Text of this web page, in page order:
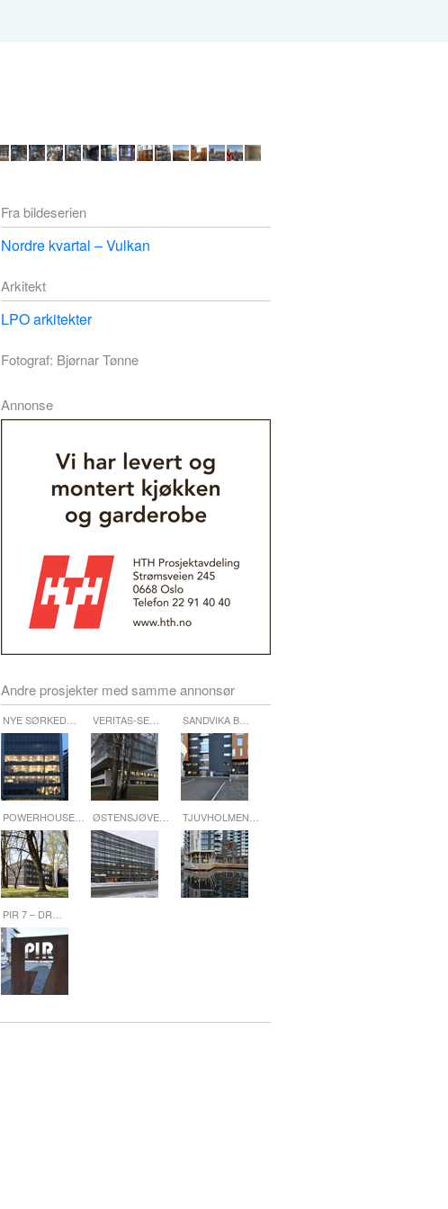
Fra bildeserien
Nordre kvartal – Vulkan
Arkitekt
LPO arkitekter
Fotograf: Bjørnar Tønne
Annonse
Andre prosjekter med samme annonsør
NYE SØRKED… VERITAS-SE… SANDVIKA B…
POWERHOUSE… ØSTENSJØVE… TJUVHOLMEN…
PIR 7 – DR…